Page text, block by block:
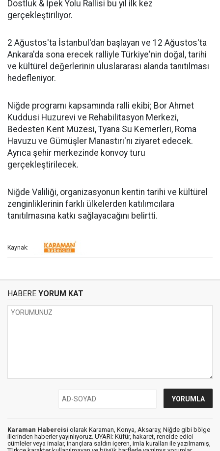
Dostluk & İpek Yolu Rallisi bu yıl ilk kez
gerçekleştiriliyor.
2 Ağustos'ta İstanbul'dan başlayan ve 12 Ağustos'ta
Ankara'da sona erecek ralliyle Türkiye'nin doğal, tarihi
ve kültürel değerlerinin uluslararası alanda tanıtılması
hedefleniyor.
Niğde programı kapsamında ralli ekibi; Bor Ahmet
Kuddusi Huzurevi ve Rehabilitasyon Merkezi,
Bedesten Kent Müzesi, Tyana Su Kemerleri, Roma
Havuzu ve Gümüşler Manastırı'nı ziyaret edecek.
Ayrıca şehir merkezinde konvoy turu
gerçekleştirilecek.
Niğde Valiliği, organizasyonun kentin tarihi ve kültürel
zenginliklerinin farklı ülkelerden katılımcılara
tanıtılmasına katkı sağlayacağını belirtti.
Kaynak:
HABERE YORUM KAT
Karaman Habercisi olarak Karaman, Konya, Aksaray, Niğde gibi bölge
illerinden haberler yayınlıyoruz. UYARI: Küfür, hakaret, rencide edici
cümleler veya imalar, inançlara saldırı içeren, imla kuralları ile yazılmamış,